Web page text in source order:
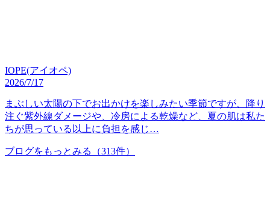
IOPE(アイオペ)
2026/7/17
まぶしい太陽の下でお出かけを楽しみたい季節ですが、降り
注ぐ紫外線ダメージや、冷房による乾燥など、夏の肌は私た
ちが思っている以上に負担を感じ…
ブログをもっとみる （313件）